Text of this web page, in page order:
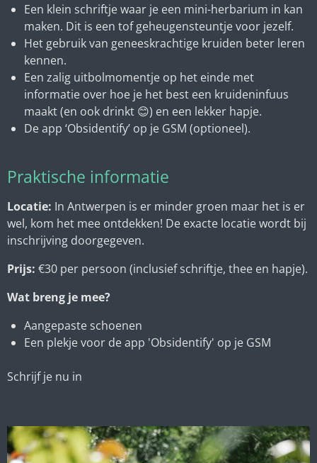
Een klein schriftje waar je een mini-herbarium in kan
maken. Dit is een tof geheugensteuntje voor jezelf.
Het gebruik van geneeskrachtige kruiden beter leren
kennen.
Een zalig uitbolmomentje op het einde met
informatie over hoe je het best een kruideninfuus
maakt (en ook drinkt 😊) en een lekker hapje.
De app ‘Obsidentify’ op je GSM (optioneel).
Praktische informatie
Locatie: In Antwerpen is er minder groen maar het is er
wel, kom het mee ontdekken! De exacte locatie wordt bij
inschrijving doorgegeven.
Prijs: €30 per persoon (inclusief schriftje, thee en hapje).
Wat breng je mee?
Aangepaste schoenen
Een plekje voor de app 'Obsidentify' op je GSM
Schrijf je nu in